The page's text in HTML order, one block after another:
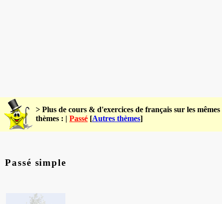
> Plus de cours & d'exercices de français sur les mêmes
thèmes : | Passé [Autres thèmes]
Passé simple